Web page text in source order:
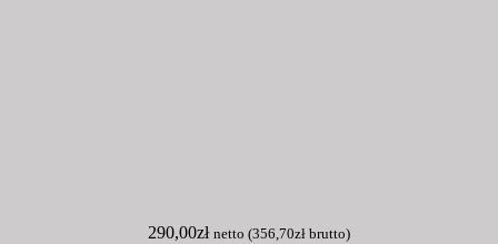
290,00zł netto (356,70zł brutto)